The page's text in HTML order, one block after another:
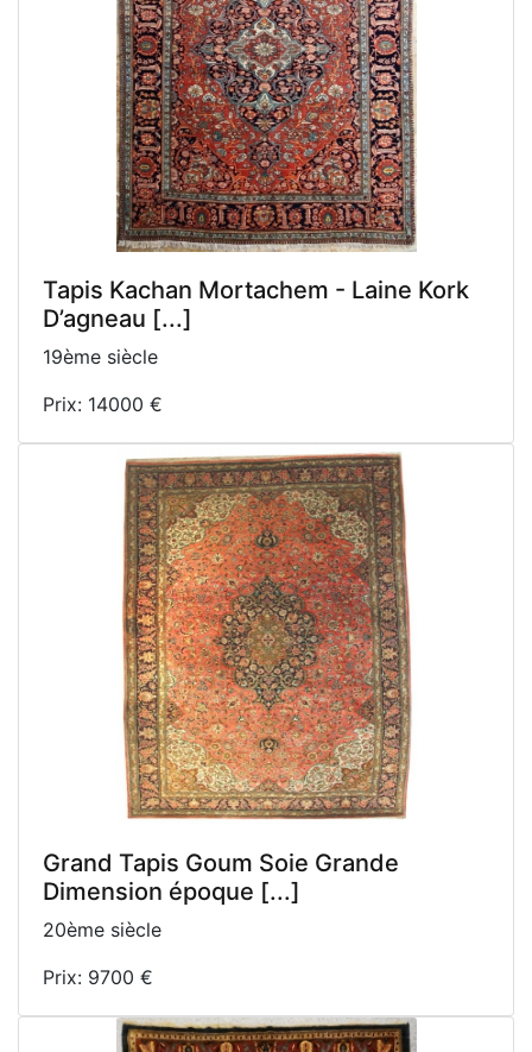
Tapis Kachan Mortachem - Laine Kork
D’agneau [...]
19ème siècle
Prix: 14000 €
Grand Tapis Goum Soie Grande
Dimension époque [...]
20ème siècle
Prix: 9700 €